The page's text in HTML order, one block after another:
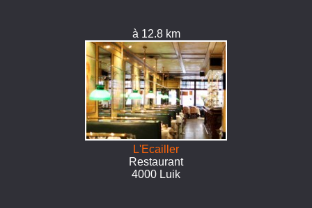
à 12.8 km
L'Ecailler
Restaurant
4000 Luik